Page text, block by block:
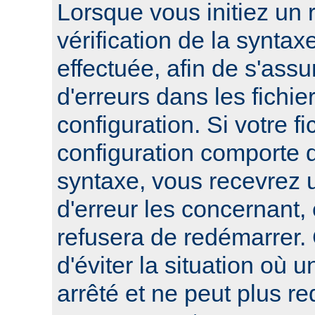
Lorsque vous initiez un
vérification de la
effectuée, afin de
d'erreurs dans les
configuration. Si votre
configuration comporte
syntaxe, vous recevrez
d'erreur les concernant,
refusera de
d'éviter la situation où
arrêté et ne peut plus